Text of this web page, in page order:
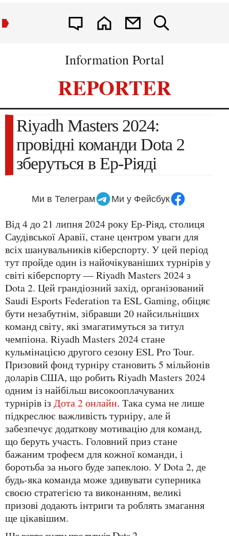
Information Portal
REPORTER
Riyadh Masters 2024:
провідні команди Dota 2
зберуться в Ер-Ріяді
Ми в Телеграм Ми у Фейсбук
Від 4 до 21 липня 2024 року Ер-Ріяд, столиця
Саудівської Аравії, стане центром уваги для
всіх шанувальників кіберспорту. У цей період
тут пройде один із найочікуваніших турнірів у
світі кіберспорту — Riyadh Masters 2024 з
Dota 2. Цей грандіозний захід, організований
Saudi Esports Federation та ESL Gaming, обіцяє
бути незабутнім, зібравши 20 найсильніших
команд світу, які змагатимуться за титул
чемпіона. Riyadh Masters 2024 стане
кульмінацією другого сезону ESL Pro Tour.
Призовий фонд турніру становить 5 мільйонів
доларів США, що робить Riyadh Masters 2024
одним із найбільш високооплачуваних
турнірів ізДота 2 онлайн. Така сума не лише
підкреслює важливість турніру, але й
забезпечує додаткову мотивацію для команд,
що беруть участь. Головний приз стане
бажаним трофеєм для кожної команди, і
боротьба за нього буде запеклою. У Dota 2, де
будь-яка команда може здивувати суперника
своєю стратегією та виконанням, великі
призові додають інтриги та роблять змагання
ще цікавішим.